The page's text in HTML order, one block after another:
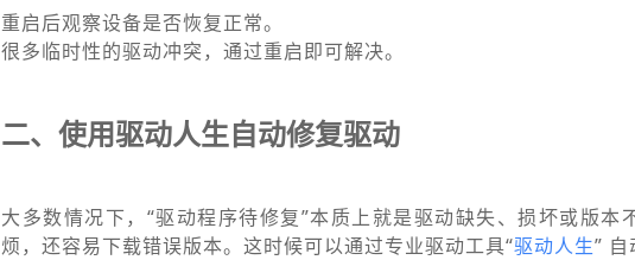
重启后观察设备是否恢复正常。
很多临时性的驱动冲突，通过重启即可解决。
二、使用驱动人生自动修复驱动
大多数情况下，“驱动程序待修复”本质上就是驱动缺失、损坏或版本
烦，还容易下载错误版本。这时候可以通过专业驱动工具“驱动人生”